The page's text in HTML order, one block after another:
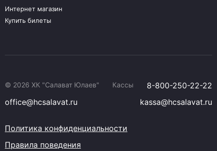
Интернет магазин
Купить билеты
© 2026 ХК "Салават Юлаев" Кассы
8-800-250-22-22
office@hcsalavat.ru
kassa@hcsalavat.ru
Политика конфиденциальности
Правила поведения